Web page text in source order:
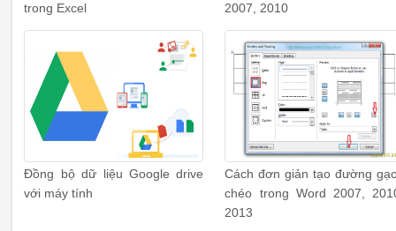
trong Excel
2007, 2010
Đồng bộ dữ liệu Google drive
với máy tính
Cách đơn giản tạo đường
chéo trong Word 2007,
2013